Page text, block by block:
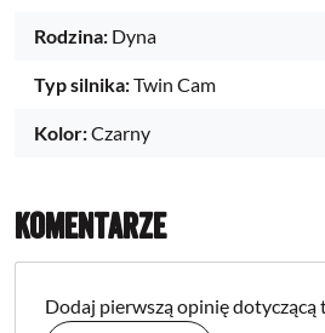
Rodzina: Dyna
Typ silnika:Twin Cam
Kolor:Czarny
Komentarze
Dodaj pierwszą opinię